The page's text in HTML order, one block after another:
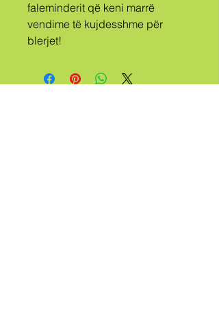
faleminderit që keni marrë
vendime të kujdesshme për
blerjet!